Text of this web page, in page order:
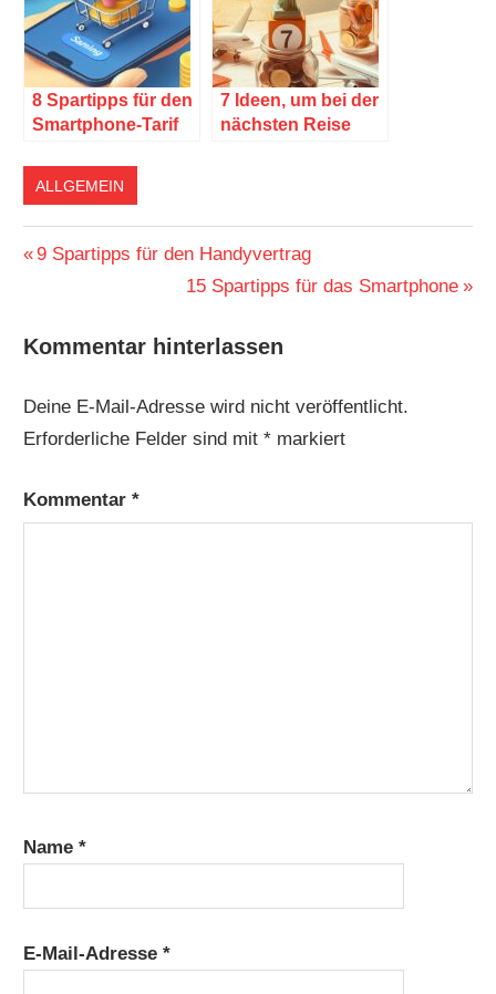
8 Spartipps für den
Smartphone-Tarif
7 Ideen, um bei der
nächsten Reise
ALLGEMEIN
Beitragsnavigation
Vorheriger
9 Spartipps für den Handyvertrag
Nächster
15 Spartipps für das Smartphone
Kommentar hinterlassen
Deine E-Mail-Adresse wird nicht veröffentlicht.
Erforderliche Felder sind mit* markiert
Kommentar*
Name*
E-Mail-Adresse*